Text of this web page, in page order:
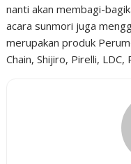
nanti akan membagi-
acara sunmori juga
merupakan produk
Chain, Shijiro, Pirelli, LDC,